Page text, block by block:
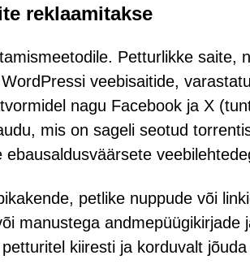
reklaamitakse
Petturlikke saite,
veebisaitide,
nagu Facebook ja X
mis on sageli seotud
petlike nuppude või
manustega andmepüügikirjade
kiiresti ja korduvalt